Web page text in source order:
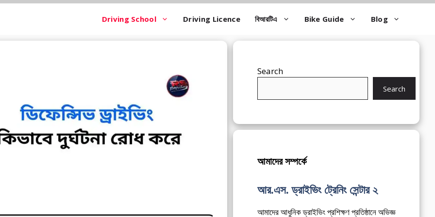
Driving School Driving Licence বিআরটিএ Bike Guide Blog
Search
Search
আমাদের সম্পর্কে
আর.এস. ড্রাইভিং ট্রেনিং সেন্টার ২
আমাদের আধুনিক ড্রাইভিং প্রশিক্ষণ প্রতিষ্ঠানে অভিজ্ঞ